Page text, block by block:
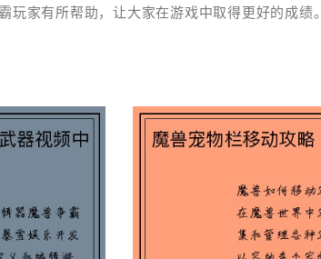
玩家有所帮助，让大家在游戏中取得更好的成绩。